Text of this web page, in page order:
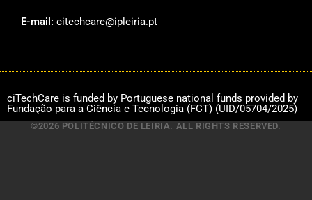
E-mail: citechcare@ipleiria.pt
ciTechCare is funded by Portuguese national funds provided by
Fundação para a Ciência e Tecnologia (FCT) (UID/05704/2025)
©2026 POLITÉCNICO DE LEIRIA. ALL RIGHTS RESERVED.